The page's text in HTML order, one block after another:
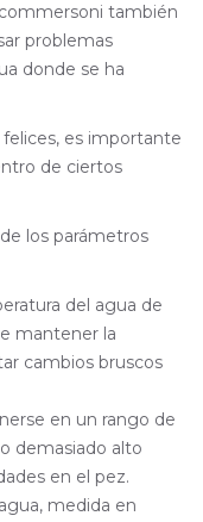
también
problemas
donde se ha
es importante
de ciertos
los parámetros
del agua de
mantener la
cambios bruscos
en un rango de
demasiado alto
en el pez.
medida en